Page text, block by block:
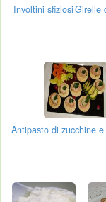
Involtini sfiziosiGirelle
Antipasto di zucchine